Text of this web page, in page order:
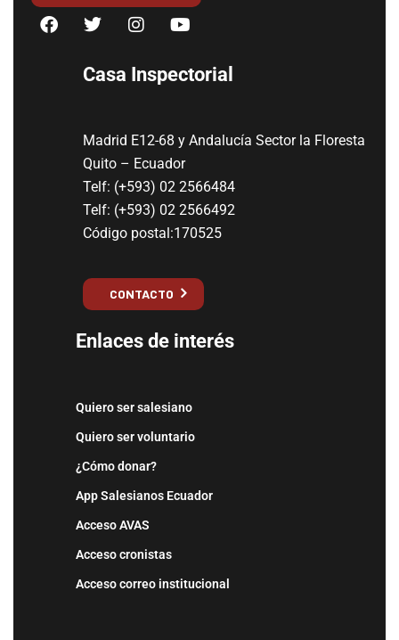
Casa Inspectorial
Madrid E12-68 y Andalucía Sector la Floresta
Quito – Ecuador
Telf: (+593) 02 2566484
Telf: (+593) 02 2566492
Código postal:170525
CONTACTO
Enlaces de interés
Quiero ser salesiano
Quiero ser voluntario
¿Cómo donar?
App Salesianos Ecuador
Acceso AVAS
Acceso cronistas
Acceso correo institucional